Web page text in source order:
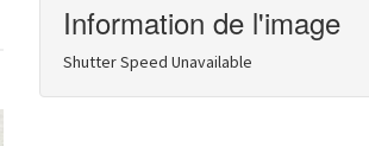
Information de l'image
Shutter Speed Unavailable